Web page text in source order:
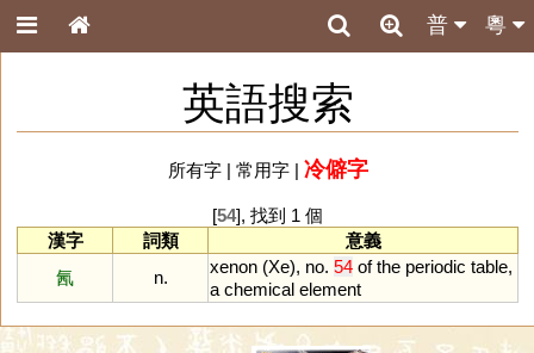
粵
普
英語搜索
所有字| 常用字| 冷僻字
[54], 找到 1 個
漢字
詞類
意義
氥
n.
xenon (Xe), no. 54 of the periodic table,
a chemical element